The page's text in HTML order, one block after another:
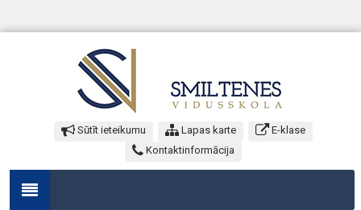
Sūtīt ieteikumu Lapas karte
E-klase
Kontaktinformācija